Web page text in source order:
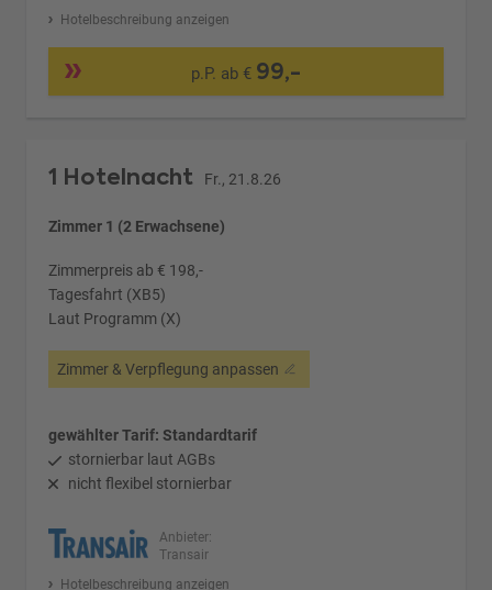
Hotelbeschreibung anzeigen
p.P. ab € 99,-
1 Hotelnacht Fr., 21.8.26
Zimmer 1 (2 Erwachsene)
Zimmerpreis ab € 198,-
Tagesfahrt (XB5)
Laut Programm (X)
Zimmer & Verpflegung anpassen
gewählter Tarif: Standardtarif
stornierbar laut AGBs
nicht flexibel stornierbar
Anbieter:
Transair
Hotelbeschreibung anzeigen